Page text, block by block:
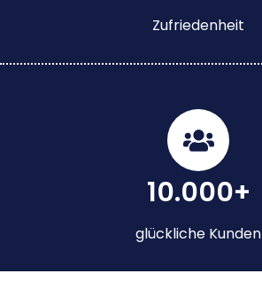
Zufriedenheit
10.000+
glückliche Kunden